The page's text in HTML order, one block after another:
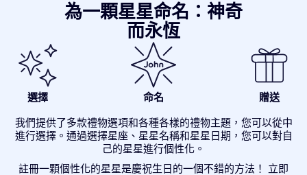
為一顆星星命名：神奇
而永恆
選擇 命名 贈送
我們提供了多款禮物選項和各種各樣的禮物主題，您可以從中
進行選擇。通過選擇星座、星星名稱和星星日期，您可以對自
己的星星進行個性化。
註冊一顆個性化的星星是慶祝生日的一個不錯的方法！ 立即